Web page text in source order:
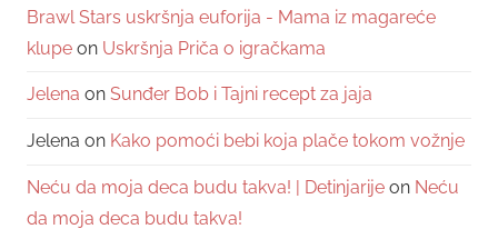
Brawl Stars uskršnja euforija - Mama iz magareće
klupe on Uskršnja Priča o igračkama
Jelena on Sunđer Bob i Tajni recept za jaja
Jelena on Kako pomoći bebi koja plače tokom vožnje
Neću da moja deca budu takva! | Detinjarije on Neću
da moja deca budu takva!